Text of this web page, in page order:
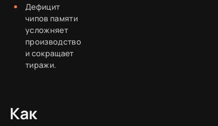
Дефицит
чипов памяти
усложняет
производство
и сокращает
тиражи.
Как